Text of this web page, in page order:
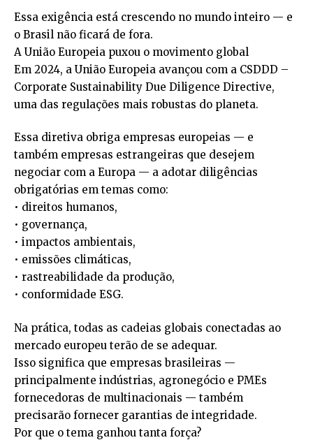
Essa exigência está crescendo no mundo inteiro — e
o Brasil não ficará de fora.
A União Europeia puxou o movimento global
Em 2024, a União Europeia avançou com a CSDDD –
Corporate Sustainability Due Diligence Directive,
uma das regulações mais robustas do planeta.
Essa diretiva obriga empresas europeias — e
também empresas estrangeiras que desejem
negociar com a Europa — a adotar diligências
obrigatórias em temas como:
• direitos humanos,
• governança,
• impactos ambientais,
• emissões climáticas,
• rastreabilidade da produção,
• conformidade ESG.
Na prática, todas as cadeias globais conectadas ao
mercado europeu terão de se adequar.
Isso significa que empresas brasileiras —
principalmente indústrias, agronegócio e PMEs
fornecedoras de multinacionais — também
precisarão fornecer garantias de integridade.
Por que o tema ganhou tanta força?